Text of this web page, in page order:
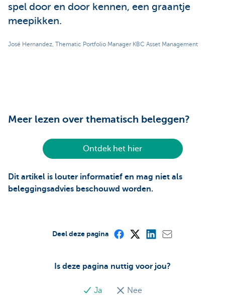
spel door en door kennen, een graantje
meepikken.
José Hernandez, Thematic Portfolio Manager KBC Asset Management
Meer lezen over thematisch beleggen?
Ontdek het hier
Dit artikel is louter informatief en mag niet als
beleggingsadvies beschouwd worden.
Is deze pagina nuttig voor jou?
Ja Nee
Deel deze pagina